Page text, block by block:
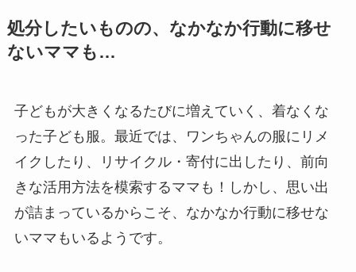
処分したいものの、なかなか行動に移せ
ないママも…
子どもが大きくなるたびに増えていく、着なくな
った子ども服。最近では、ワンちゃんの服にリメ
イクしたり、リサイクル・寄付に出したり、前向
きな活用方法を模索するママも！しかし、思い出
が詰まっているからこそ、なかなか行動に移せな
いママもいるようです。